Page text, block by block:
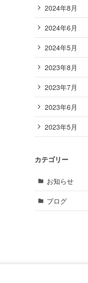
2024年8月
2024年6月
2024年5月
2023年8月
2023年7月
2023年6月
2023年5月
カテゴリー
お知らせ
ブログ